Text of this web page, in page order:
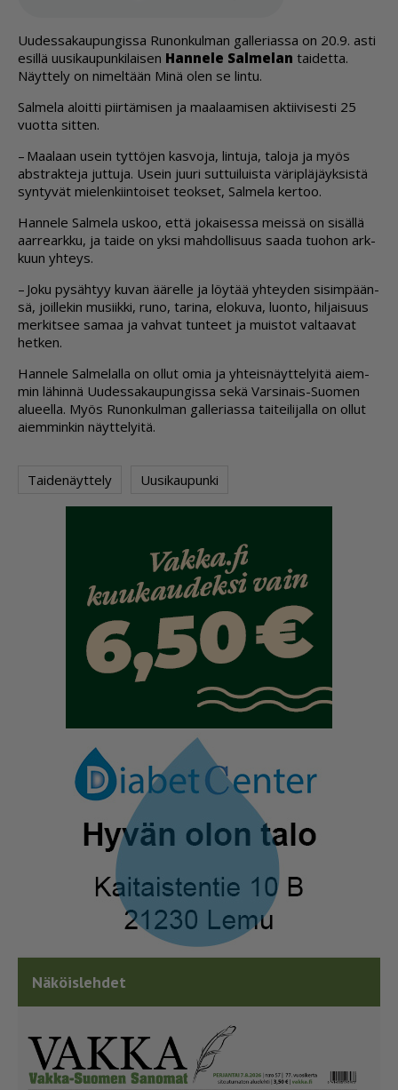
Uu­des­sa­kau­pun­gis­sa Ru­non­kul­man gal­le­ri­as­sa on 20.9. as­ti
esil­lä uu­si­kau­pun­ki­lai­sen Han­ne­le Sal­me­lan tai­det­ta.
Näyt­te­ly on ni­mel­tään Minä olen se lin­tu.
Sal­me­la aloit­ti piir­tä­mi­sen ja maa­laa­mi­sen ak­tii­vi­ses­ti 25
vuot­ta sit­ten.
– Maa­laan usein tyt­tö­jen kas­vo­ja, lin­tu­ja, ta­lo­ja ja myös
abst­rak­te­ja jut­tu­ja. Usein juu­ri sut­tui­luis­ta vä­rip­lä­jäyk­sis­tä
syn­ty­vät mie­len­kiin­toi­set te­ok­set, Sal­me­la ker­too.
Han­ne­le Sal­me­la us­koo, et­tä jo­kai­ses­sa meis­sä on si­säl­lä
aar­re­ark­ku, ja tai­de on yk­si mah­dol­li­suus saa­da tuo­hon ark­
kuun yh­teys.
– Joku py­säh­tyy ku­van ää­rel­le ja löy­tää yh­tey­den si­sim­pään­
sä, joil­le­kin mu­siik­ki, runo, ta­ri­na, elo­ku­va, luon­to, hil­jai­suus
mer­kit­see sa­maa ja vah­vat tun­teet ja muis­tot val­taa­vat
het­ken.
Han­ne­le Sal­me­lal­la on ol­lut omia ja yh­teis­näyt­te­lyi­tä ai­em­
min lä­hin­nä Uu­des­sa­kau­pun­gis­sa sekä Var­si­nais-Suo­men
alu­eel­la. Myös Ru­non­kul­man gal­le­ri­as­sa tai­tei­li­jal­la on ol­lut
ai­em­min­kin näyt­te­lyi­tä.
Taidenäyttely Uusikaupunki
Näköislehdet